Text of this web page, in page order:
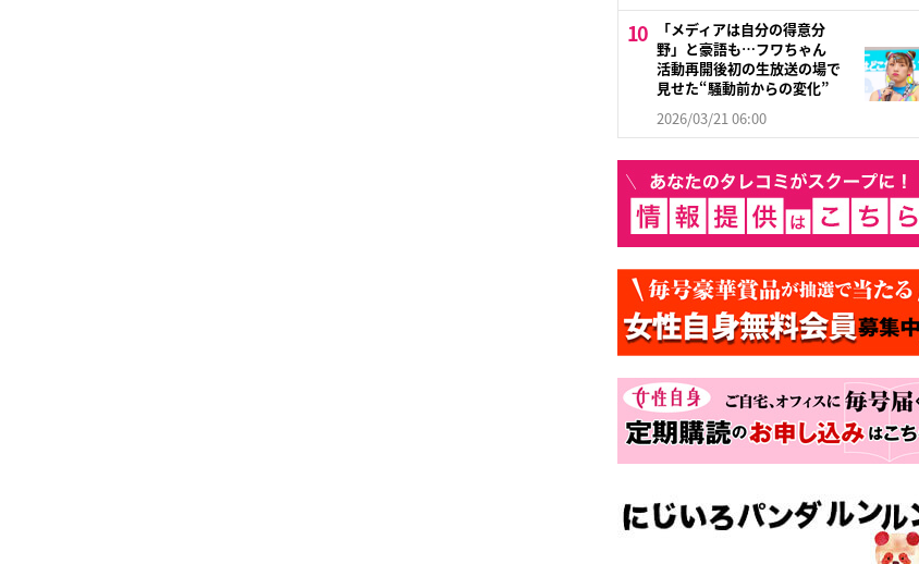
「メディアは自分の得意分
野」と豪語も…フワちゃん
活動再開後初の生放送の場で
見せた“騒動前からの変化”
2026/03/21 06:00